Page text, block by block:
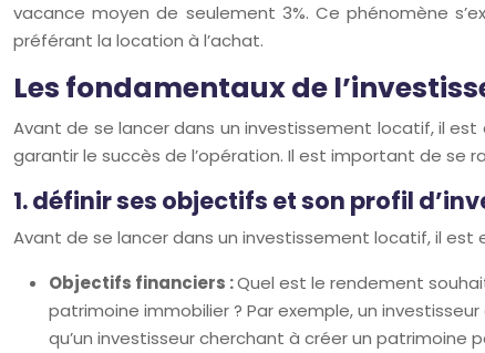
vacance moyen de seulement 3%. Ce phénomène
préférant la location à l’achat.
Les fondamentaux de
Avant de se lancer dans un investissement locatif, il
garantir le succès de l’opération. Il est important de se
1. définir ses objectifs et son profil
Avant de se lancer dans un investissement locatif, il est
Objectifs financiers :Quel est le rendement
patrimoine immobilier ? Par exemple, un
qu’un investisseur cherchant à créer un patrimoine